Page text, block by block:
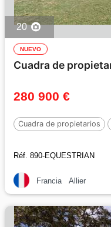
20
NUEVO
Cuadra de
280 900 €
Cuadra de propietarios
Réf. 890-EQUESTRIAN
Francia Allier